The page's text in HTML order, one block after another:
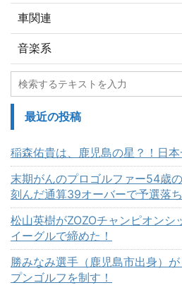
車関連
音楽系
最近の投稿
稲森佑貴は、鹿児島の星？！日
末期がんのプロゴルファー54歳
刻んだ通算39オーバーで予選落ち
松山英樹がZOZOチャンピオンシ
イーグルで締めた！
勝みなみ選手（鹿児島市出身）
プンゴルフを制す！